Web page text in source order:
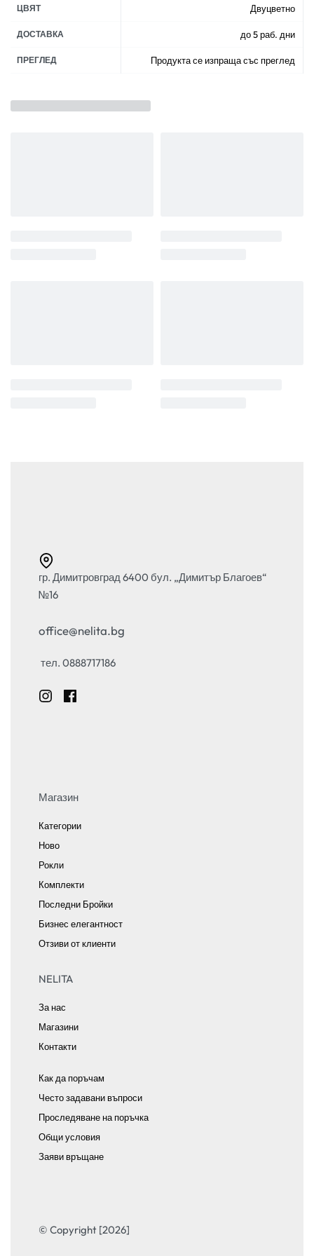
ЦВЯТ Двуцветно
ДОСТАВКА до 5 раб. дни
ПРЕГЛЕД Продукта се изпраща със преглед
гр. Димитровград 6400 бул. „Димитър Благоев“
№16
office@nelita.bg
тел. 0888717186
Магазин
Категории
Ново
Рокли
Комплекти
Последни Бройки
Бизнес елегантност
Отзиви от клиенти
NELITA
За нас
Магазини
Контакти
Как да поръчам
Често задавани въпроси
Проследяване на поръчка
Общи условия
Заяви връщане
© Copyright [2026]